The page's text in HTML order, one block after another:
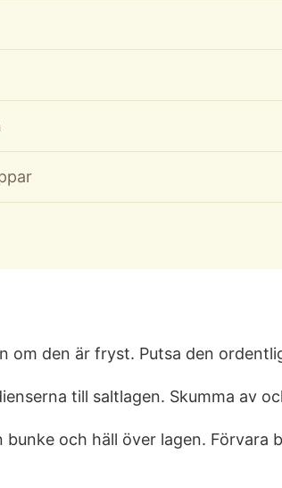
om den är fryst. Putsa den
till saltlagen. Skumma av
bunke och häll över lagen. Förvara